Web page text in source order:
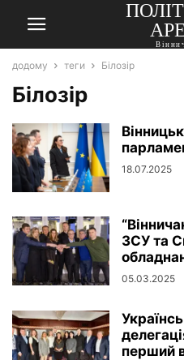
додому теги Білозір
Білозір
18.07.2025
ЗСУ та
05.03.2025
перший